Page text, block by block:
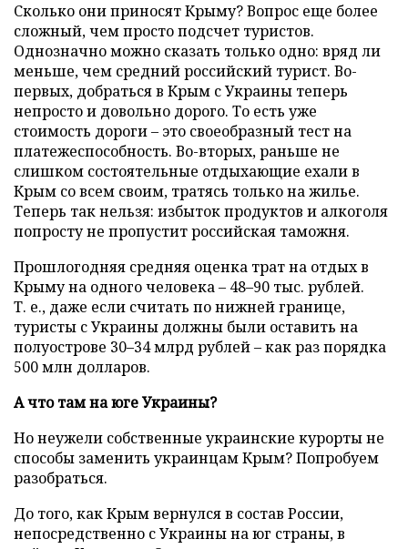
Сколько они приносят Крыму? Вопрос еще более
сложный, чем просто подсчет туристов.
Однозначно можно сказать только одно: вряд ли
меньше, чем средний российский турист. Во-
первых, добраться в Крым с Украины теперь
непросто и довольно дорого. То есть уже
стоимость дороги – это своеобразный тест на
платежеспособность. Во-вторых, раньше не
слишком состоятельные отдыхающие ехали в
Крым со всем своим, тратясь только на жилье.
Теперь так нельзя: избыток продуктов и алкоголя
попросту не пропустит российская таможня.
Прошлогодняя средняя оценка трат на отдых в
Крыму на одного человека – 48–90 тыс. рублей.
Т. е., даже если считать по нижней границе,
туристы с Украины должны были оставить на
полуострове 30–34 млрд рублей – как раз порядка
500 млн долларов.
А что там на юге Украины?
Но неужели собственные украинские курорты не
способы заменить украинцам Крым? Попробуем
разобраться.
До того, как Крым вернулся в состав России,
непосредственно с Украины на юг страны, в